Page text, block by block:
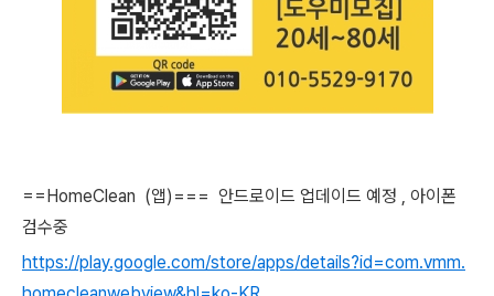
==HomeClean (앱)=== 안드로이드 업데이드 예정 , 아이폰
검수중
https://play.google.com/store/apps/details?id=com.vmm.